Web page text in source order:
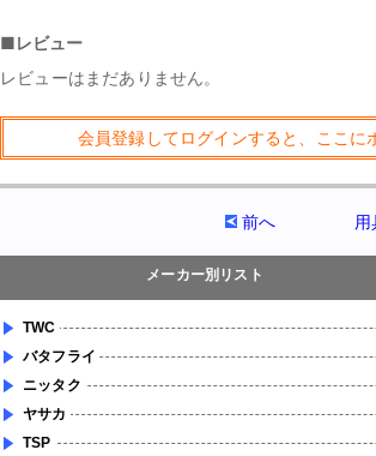
■レビュー
レビューはまだありません。
会員登録してログインすると、ここ
前へ
メーカー別リスト
TWC
バタフライ
ニッタク
ヤサカ
TSP